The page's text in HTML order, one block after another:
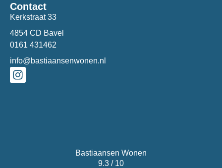
Contact
Kerkstraat 33
4854 CD Bavel
0161 431462
info@bastiaansenwonen.nl
Bastiaansen Wonen
9.3 / 10